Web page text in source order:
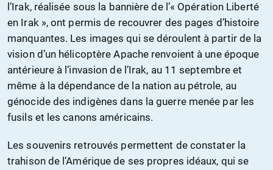
l’Irak, réalisée sous la bannière de l’« Opération Liberté
en Irak », ont permis de recouvrer des pages d’histoire
manquantes. Les images qui se déroulent à partir de la
vision d’un hélicoptère Apache renvoient à une époque
antérieure à l’invasion de l’Irak, au 11 septembre et
même à la dépendance de la nation au pétrole, au
génocide des indigènes dans la guerre menée par les
fusils et les canons américains.
Les souvenirs retrouvés permettent de constater la
trahison de l’Amérique de ses propres idéaux, qui se